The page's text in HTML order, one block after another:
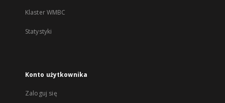
Klaster WMBC
Statystyki
Konto użytkownika
Zaloguj się